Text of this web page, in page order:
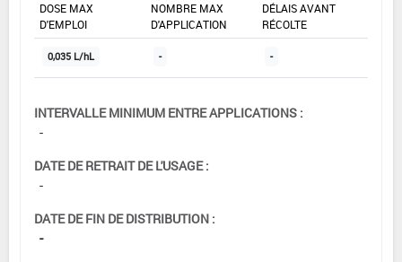
DOSE MAX
D'EMPLOI
NOMBRE MAX
D'APPLICATION
DÉLAIS AVANT
RÉCOLTE
0,035 L/hL - -
INTERVALLE MINIMUM ENTRE APPLICATIONS :
-
DATE DE RETRAIT DE L'USAGE :
-
DATE DE FIN DE DISTRIBUTION :
-